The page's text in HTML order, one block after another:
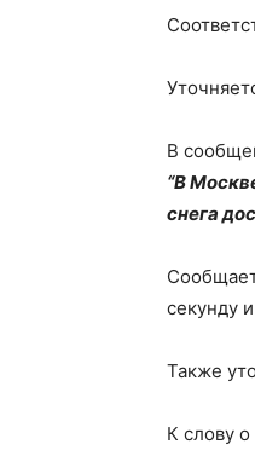
В
“В
снега
секунду
Также
К слову